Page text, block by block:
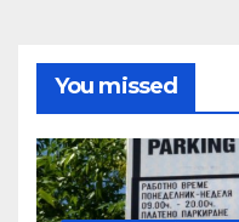
You missed